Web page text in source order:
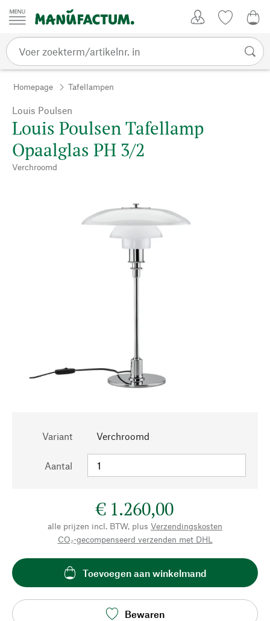
Passer au contenu
Homepage Tafellampen
Louis Poulsen
Louis Poulsen Tafellamp
Opaalglas PH 3/2
Verchroomd
Variant Verchroomd
Aantal
€ 1.260,00
alle prijzen incl. BTW, plus Verzendingskosten
CO₂-gecompenseerd verzenden met DHL
Toevoegen aan winkelmand
Bewaren